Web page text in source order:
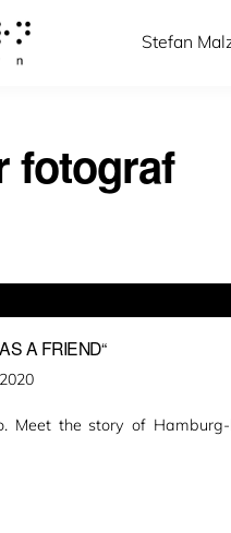
Stefan
fotograf
A FRIEND“
Meet the story of